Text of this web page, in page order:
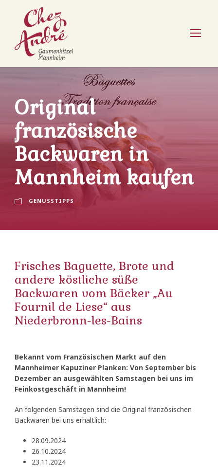
Original
französische
Backwaren in
Mannheim kaufen
GENUSSTIPPS
Frisches Baguette, Brote und
andere köstliche süße
Backwaren vom Bäcker „Au
Fournil de Liese“ aus
Niederbronn-les-Bains
Bekannt vom Französischen Markt auf den
Mannheimer Kapuziner Planken: Von September bis
Dezember an ausgewählten Samstagen bei uns im
Feinkostgeschäft in Mannheim!
An folgenden Samstagen sind die Original französischen
Backwaren bei uns erhältlich:
28.09.2024
26.10.2024
23.11.2024